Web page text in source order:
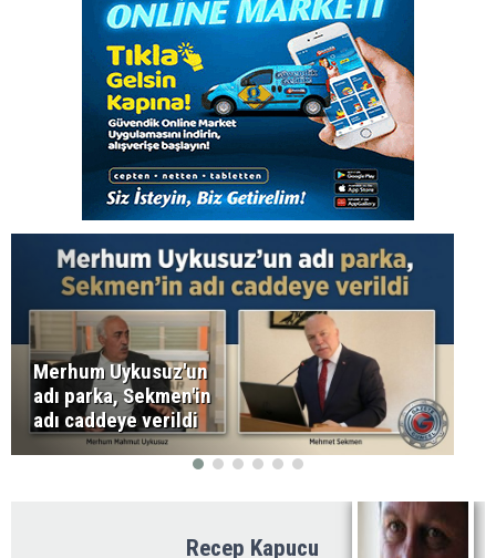
Merhum Uykusuz'un
adı parka, Sekmen'in
adı caddeye verildi
Recep Kapucu